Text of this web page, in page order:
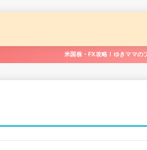
米国株・FX攻略！ゆきママの